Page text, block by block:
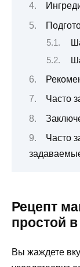
Часто
Часто
Рецепт
простой
Вы жаждете